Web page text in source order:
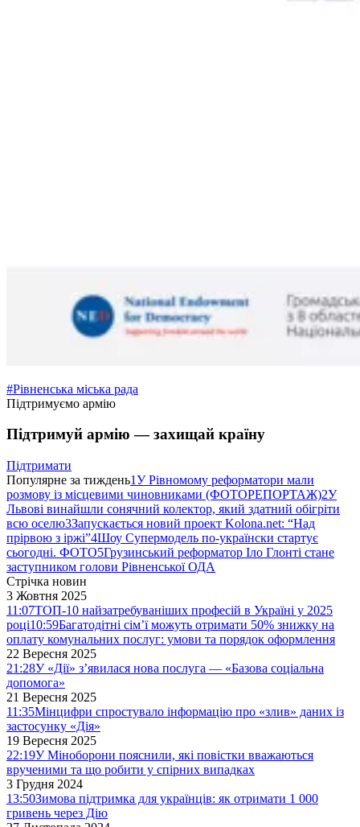
#Рівненська міська рада
Підтримуємо армію
Підтримуй армію — захищай країну
Підтримати
Популярне за тиждень1У Рівномому реформатори мали
розмову із місцевими чиновниками (ФОТОРЕПОРТАЖ)2У
Львові винайшли сонячний колектор, який здатний обігріти
всю оселю3Запускається новий проект Kolona.net: “Над
прірвою з іржі”4Шоу Супермодель по-українски стартує
сьогодні. ФОТО5Грузинський реформатор Іло Глонті стане
заступником голови Рівненської ОДА
Стрічка новин
3 Жовтня 2025
11:07ТОП-10 найзатребуваніших професій в Україні у 2025
році10:59Багатодітні сім’ї можуть отримати 50% знижку на
оплату комунальних послуг: умови та порядок оформлення
22 Вересня 2025
21:28У «Дії» з’явилася нова послуга — «Базова соціальна
допомога»
21 Вересня 2025
11:35Мінцифри спростувало інформацію про «злив» даних із
застосунку «Дія»
19 Вересня 2025
22:19У Міноборони пояснили, які повістки вважаються
врученими та що робити у спірних випадках
3 Грудня 2024
13:50Зимова підтримка для українців: як отримати 1 000
гривень через Дію